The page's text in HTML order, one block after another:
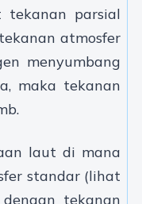
tekanan parsial
atmosfer
menyumbang
maka tekanan
laut di mana
standar (lihat
tekanan